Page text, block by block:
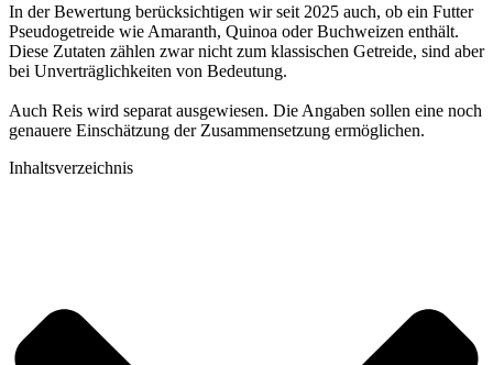
In der Bewertung berücksichtigen wir seit 2025 auch, ob ein Futter
Pseudogetreide wie Amaranth, Quinoa oder Buchweizen enthält.
Diese Zutaten zählen zwar nicht zum klassischen Getreide, sind aber
bei Unverträglichkeiten von Bedeutung.
Auch Reis wird separat ausgewiesen. Die Angaben sollen eine noch
genauere Einschätzung der Zusammensetzung ermöglichen.
Inhaltsverzeichnis​